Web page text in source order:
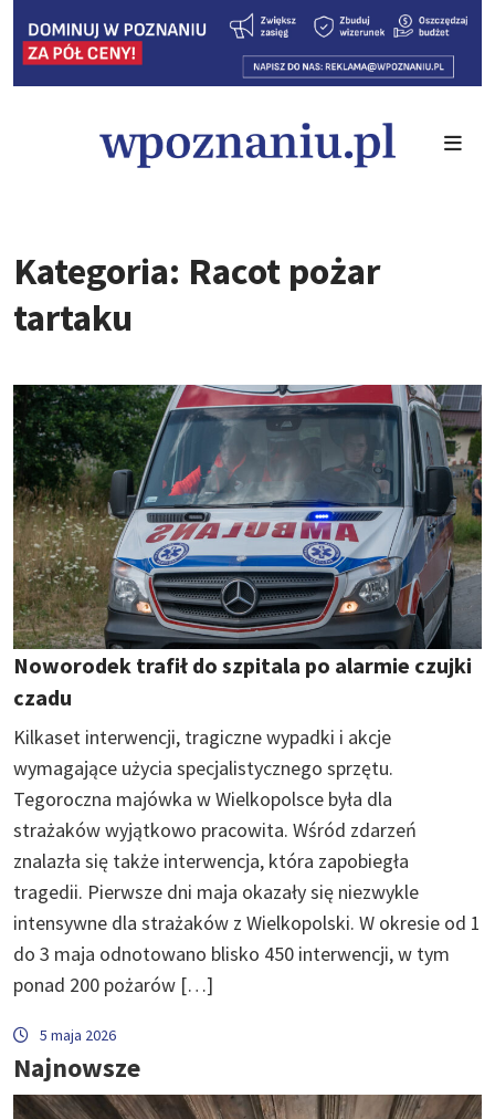
Kategoria: Racot pożar
tartaku
Noworodek trafił do szpitala po alarmie czujki
czadu
Kilkaset interwencji, tragiczne wypadki i akcje
wymagające użycia specjalistycznego sprzętu.
Tegoroczna majówka w Wielkopolsce była dla
strażaków wyjątkowo pracowita. Wśród zdarzeń
znalazła się także interwencja, która zapobiegła
tragedii. Pierwsze dni maja okazały się niezwykle
intensywne dla strażaków z Wielkopolski. W okresie od 1
do 3 maja odnotowano blisko 450 interwencji, w tym
ponad 200 pożarów […]
5 maja 2026
Najnowsze